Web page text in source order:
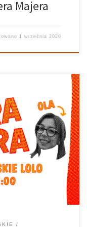
Majera
1 września 2020
okazją, aby
pojawiła się
pandemii. 9 odsłona
dam, które raczą nas